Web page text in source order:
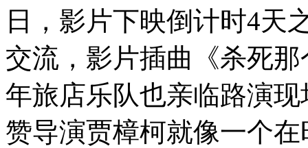
日，影片下映倒计时4天
交流，影片插曲《杀死
年旅店乐队也亲临路演
赞导演贾樟柯就像一个